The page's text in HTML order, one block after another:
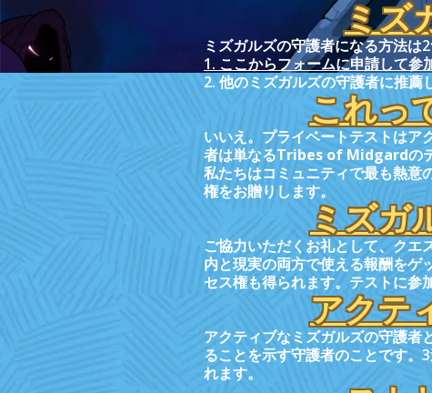
ミズ
ミズガルズの守護者になる方法は
1. ここからフォームに申請して参
2. 他のミズガルズの守護者に推薦
これっ
いいえ。プライベートテストはア
者は単なるTribes of Midgardの
私たちはコミュニティで最も熱
権をお贈りします。
ミズガ
ご協力いただくお礼として、クエ
内と現実の両方で使える報酬を
セス権も得られます。テストに参
アクテ
アクティブなミズガルズの守護者
ることを示す守護者のことです。
れます。